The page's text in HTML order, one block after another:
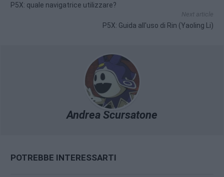
P5X: quale navigatrice utilizzare?
Next article
P5X: Guida all'uso di Rin (Yaoling Li)
Andrea Scursatone
POTREBBE INTERESSARTI